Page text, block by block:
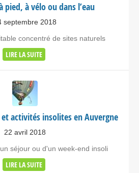
pied, à vélo ou dans l’eau
septembre 2018
concentré de sites naturels
LIRE LA SUITE
activités insolites en Auvergne
22 avril 2018
séjour ou d'un week-end insoli
LIRE LA SUITE